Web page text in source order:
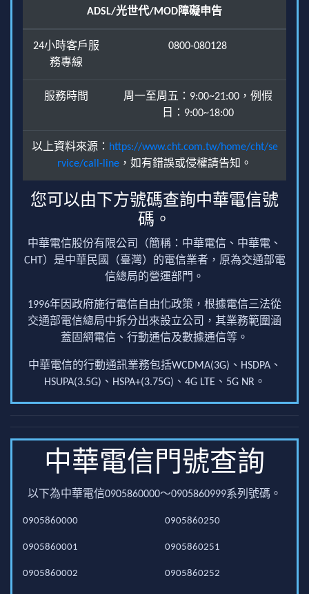
ADSL/光世代/MOD障礙申告
24小時客戶服
務專線
0800-080128
服務時間
周一至周五：9:00~21:00，例假
日：9:00~18:00
以上資料來源： https://www.cht.com.tw/home/cht/se
rvice/call-line ，如有錯誤或侵權請告知。
您可以由下方號碼查詢中華電信號
碼。
中華電信股份有限公司（簡稱：中華電信、中華電、
CHT）是中華民國（臺灣）的電信業者，原為交通部電
信總局的營運部門。
1996年因政府施行電信自由化政策，根據電信三法從
交通部電信總局中拆分出來設立公司，其業務範圍涵
蓋固網電信、行動通信及數據通信等。
中華電信的行動通訊業務包括WCDMA(3G)、HSDPA、
HSUPA(3.5G)、HSPA+(3.75G)、4G LTE、5G NR。
中華電信門號查詢
以下為中華電信0905860000～0905860999系列號碼。
0905860000
0905860001
0905860002
0905860250
0905860251
0905860252